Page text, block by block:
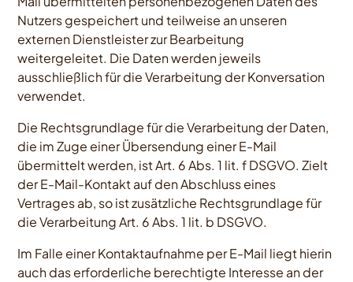
Nutzers gespeichert und teilweise an unseren
externen Dienstleister zur Bearbeitung
weitergeleitet. Die Daten werden jeweils
ausschließlich für die Verarbeitung der Konversation
verwendet.
Die Rechtsgrundlage für die Verarbeitung der Daten,
die im Zuge einer Übersendung einer E-Mail
übermittelt werden, ist Art. 6 Abs. 1 lit. f DSGVO. Zielt
der E-Mail-Kontakt auf den Abschluss eines
Vertrages ab, so ist zusätzliche Rechtsgrundlage für
die Verarbeitung Art. 6 Abs. 1 lit. b DSGVO.
Im Falle einer Kontaktaufnahme per E-Mail liegt hierin
auch das erforderliche berechtigte Interesse an der